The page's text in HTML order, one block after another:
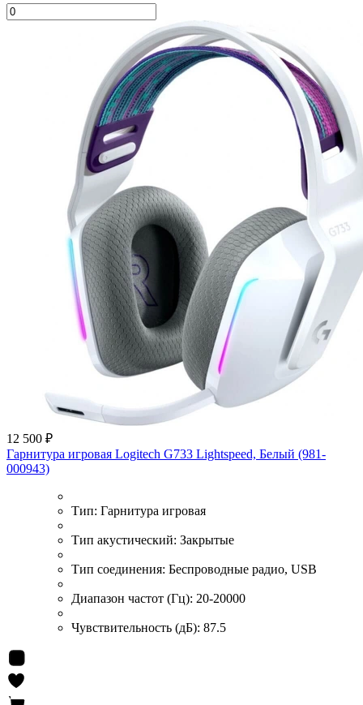
12 500 ₽
Гарнитура игровая Logitech G733 Lightspeed, Белый (981-
000943)
Тип: Гарнитура игровая
Тип акустический: Закрытые
Тип соединения: Беспроводные радио, USB
Диапазон частот (Гц): 20-20000
Чувствительность (дБ): 87.5